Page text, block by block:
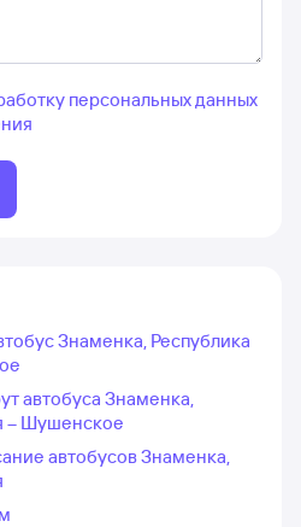
персональных данных
Знаменка, Республика
автобуса Знаменка,
– Шушенское
автобусов Знаменка,